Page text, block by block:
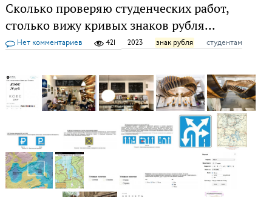
Сколько проверяю студенческих работ,
столько вижу кривых знаков рубля...
Нет комментариев 421 2023 знак рубля студентам